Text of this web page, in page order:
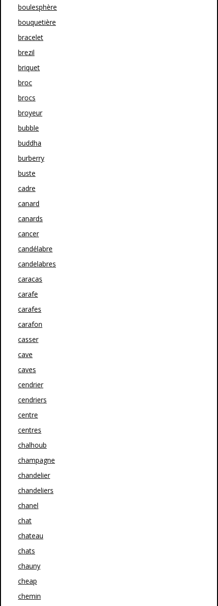
boulesphère
bouquetière
bracelet
brezil
briquet
broc
brocs
broyeur
bubble
buddha
burberry
buste
cadre
canard
canards
cancer
candélabre
candelabres
caracas
carafe
carafes
carafon
casser
cave
caves
cendrier
cendriers
centre
centres
chalhoub
champagne
chandelier
chandeliers
chanel
chat
chateau
chats
chauny
cheap
chemin